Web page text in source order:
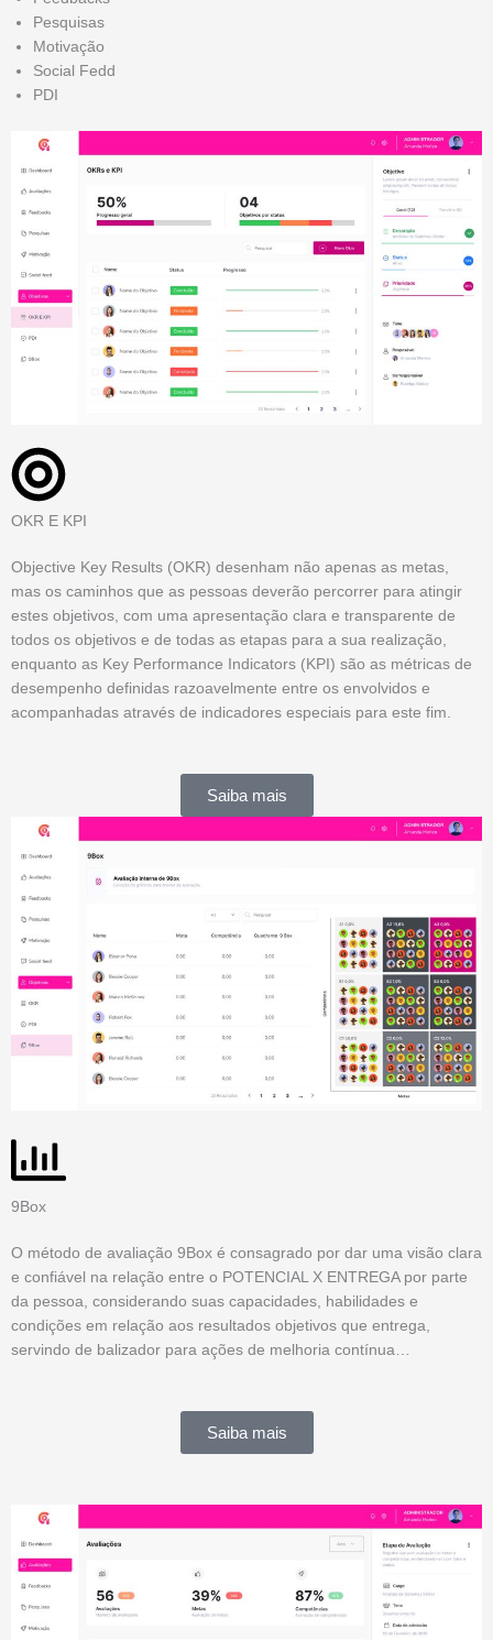
Pesquisas
Motivação
Social Fedd
PDI
OKR E KPI
Objective Key Results (OKR) desenham não apenas as metas,
mas os caminhos que as pessoas deverão percorrer para atingir
estes objetivos, com uma apresentação clara e transparente de
todos os objetivos e de todas as etapas para a sua realização,
enquanto as Key Performance Indicators (KPI) são as métricas de
desempenho definidas razoavelmente entre os envolvidos e
acompanhadas através de indicadores especiais para este fim.
Saiba mais
9Box
O método de avaliação 9Box é consagrado por dar uma visão clara
e confiável na relação entre o POTENCIAL X ENTREGA por parte
da pessoa, considerando suas capacidades, habilidades e
condições em relação aos resultados objetivos que entrega,
servindo de balizador para ações de melhoria contínua…
Saiba mais